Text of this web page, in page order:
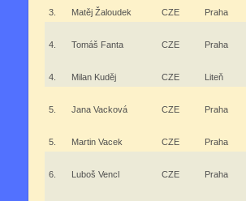
3. Matěj Žaloudek CZE Praha
4. Tomáš Fanta CZE Praha
4. Milan Kuděj CZE Liteň
5. Jana Vacková CZE Praha
5. Martin Vacek CZE Praha
6. Luboš Vencl CZE Praha